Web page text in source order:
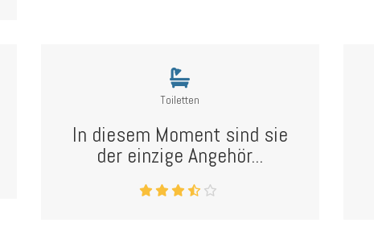
Toiletten
In diesem Moment sind sie
der einzige Angehör...